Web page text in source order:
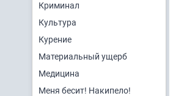
Криминал
Культура
Курение
Материальный ущерб
Медицина
Меня бесит! Накипело!